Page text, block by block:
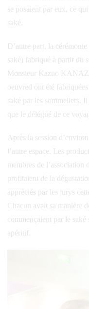
se posaient par eux, ce
saké.
D’autre part, la
saké) fabriqué à partir du
Monsieur Kazuo
oeuvred ont été
saké par les sommeliers.
que le délégué de ce
Après la session
l’autre espace. Les
membres de l’association
profitaient de la
appréciés par les jurys
Chacun avait sa manière
commençaient par le saké
apéritif.